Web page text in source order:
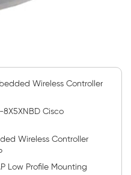
Wireless Controller
8X5XNBD Cisco
Wireless Controller
Low Profile Mounting